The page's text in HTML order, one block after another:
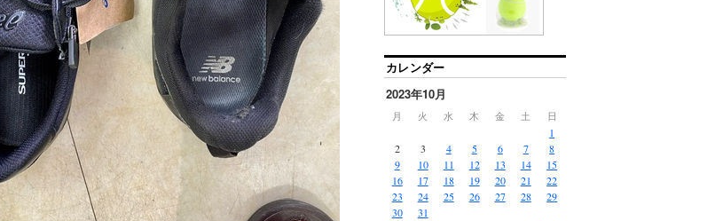
カレンダー
2023年10月
月 火 水 木 金 土 日
1
2
3 4 5 6 7
8
9
10 11 12 13 14
15
16
17 18 19 20 21
22
23
24 25 26 27 28
29
30
31